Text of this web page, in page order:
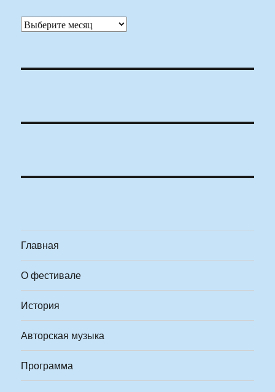
Архивы
Главная
О фестивале
История
Авторская музыка
Программа